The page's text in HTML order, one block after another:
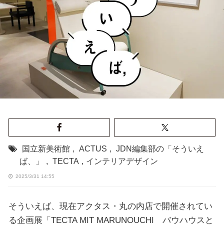
国立新美術館 , ACTUS , JDN編集部の「そういえ
ば、」
, TECTA , インテリアデザイン
2025/3/31 14:55
そういえば、現在アクタス・丸の内店で開催されてい
る企画展「TECTA MIT MARUNOUCHI バウハウスと